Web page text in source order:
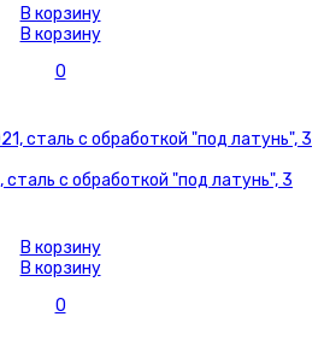
В корзину
В корзину
0
с обработкой "под латунь", 3
В корзину
В корзину
0